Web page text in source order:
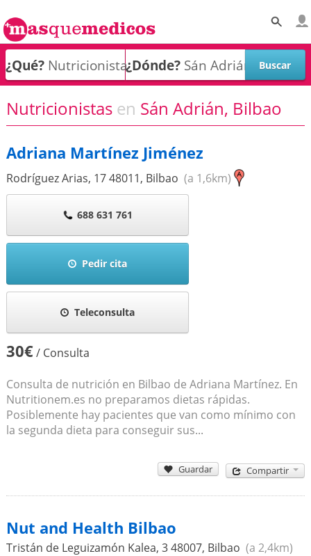
¿Qué? ¿Dónde?
Nutricionistas en Sán Adrián, Bilbao
Adriana Martínez Jiménez
Rodríguez Arias, 1748011, Bilbao (a 1,6km)
688 631 761
Pedir cita
Teleconsulta
30€/ Consulta
Consulta de nutrición en Bilbao de Adriana Martínez. En
Nutritionem.es no preparamos dietas rápidas.
Posiblemente hay pacientes que van como mínimo con
la segunda dieta para conseguir sus...
Guardar Compartir
Nut and Health Bilbao
Tristán de Leguizamón Kalea, 348007, Bilbao (a 2,4km)